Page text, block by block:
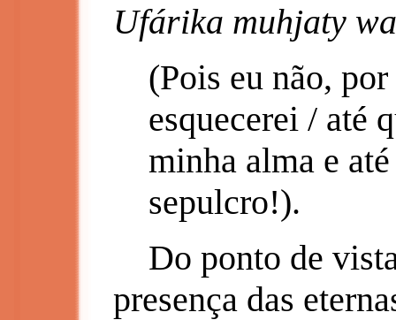
Ufárika muhjaty
(Pois eu não,
esquecerei / até
minha alma e
sepulcro!).
Do ponto de
presença das